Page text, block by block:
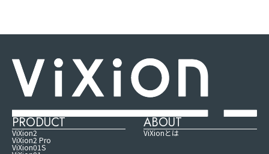
PRODUCT
ViXion2
ViXion2 Pro
ViXion01S
ABOUT
ViXionとは